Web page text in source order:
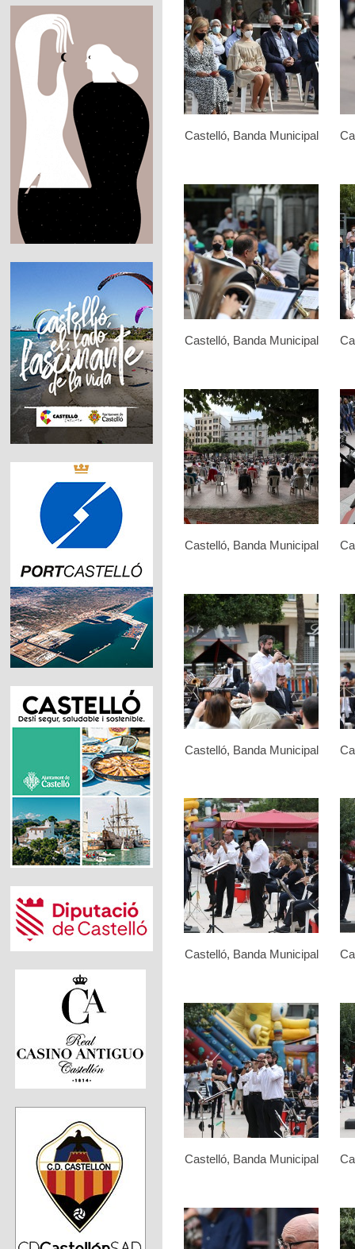
Castelló, Banda Municipal
Castelló, Banda Municipal
Castelló, Banda Municipal
Castelló, Banda Municipal
Castelló, Banda Municipal
Castelló, Banda Municipal